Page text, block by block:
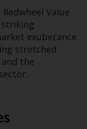
Schweiz
FUND
12,
der von
in
Value
exuberance
stretched
the